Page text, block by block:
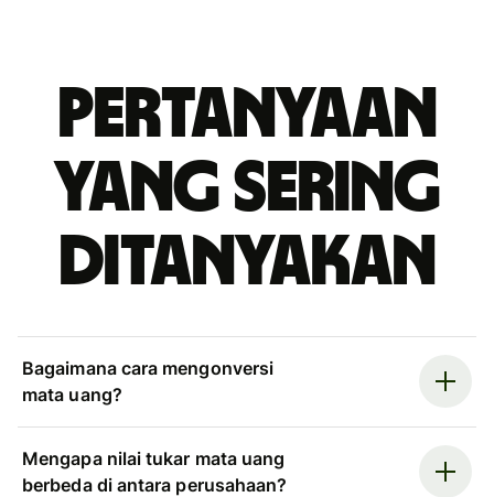
Pertanyaan
yang sering
ditanyakan
Bagaimana cara mengonversi
mata uang?
Mengapa nilai tukar mata uang
berbeda di antara perusahaan?